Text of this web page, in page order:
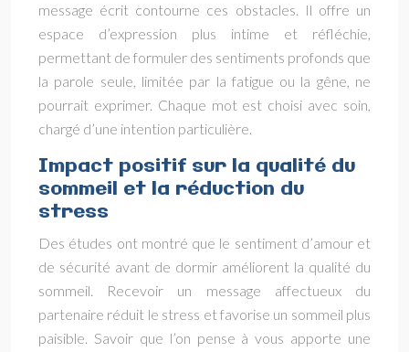
message écrit contourne ces obstacles. Il offre un
espace d’expression plus intime et réfléchie,
permettant de formuler des sentiments profonds que
la parole seule, limitée par la fatigue ou la gêne, ne
pourrait exprimer. Chaque mot est choisi avec soin,
chargé d’une intention particulière.
Impact positif sur la qualité du
sommeil et la réduction du
stress
Des études ont montré que le sentiment d’amour et
de sécurité avant de dormir améliorent la qualité du
sommeil. Recevoir un message affectueux du
partenaire réduit le stress et favorise un sommeil plus
paisible. Savoir que l’on pense à vous apporte une